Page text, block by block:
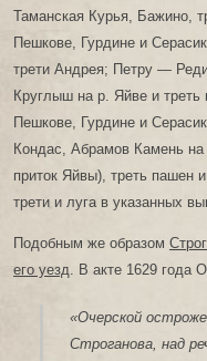
Таманская Курья, Бажино,
Пешкове, Гурдине и
трети Андрея; Петру —
Круглыш на р. Яйве и
Пешкове, Гурдине и
Кондас, Абрамов Камень
приток Яйвы), треть пашен
трети и луга в указанных
Подобным же образом
его уезд. В акте 1629 года
«Очерской
Строганова, над